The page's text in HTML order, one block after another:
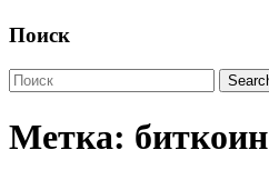
Поиск
Метка: биткоин